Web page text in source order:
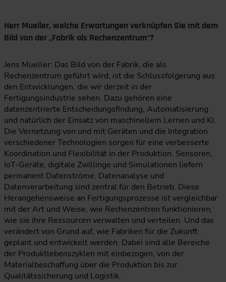
Herr Mueller, welche Erwartungen verknüpfen Sie mit dem
Bild von der „Fabrik als Rechenzentrum“?
Jens Mueller: Das Bild von der Fabrik, die als
Rechenzentrum geführt wird, ist die Schlussfolgerung aus
den Entwicklungen, die wir derzeit in der
Fertigungsindustrie sehen. Dazu gehören eine
datenzentrierte Entscheidungsfindung, Automatisierung
und natürlich der Einsatz von maschinellem Lernen und KI.
Die Vernetzung von und mit Geräten und die Integration
verschiedener Technologien sorgen für eine verbesserte
Koordination und Flexibilität in der Produktion. Sensoren,
IoT-Geräte, digitale Zwillinge und Simulationen liefern
permanent Datenströme. Datenanalyse und
Datenverarbeitung sind zentral für den Betrieb. Diese
Herangehensweise an Fertigungsprozesse ist vergleichbar
mit der Art und Weise, wie Rechenzentren funktionieren,
wie sie ihre Ressourcen verwalten und verteilen. Und das
verändert von Grund auf, wie Fabriken für die Zukunft
geplant und entwickelt werden. Dabei sind alle Bereiche
der Produktlebenszyklen mit einbezogen, von der
Materialbeschaffung über die Produktion bis zur
Qualitätssicherung und Logistik.